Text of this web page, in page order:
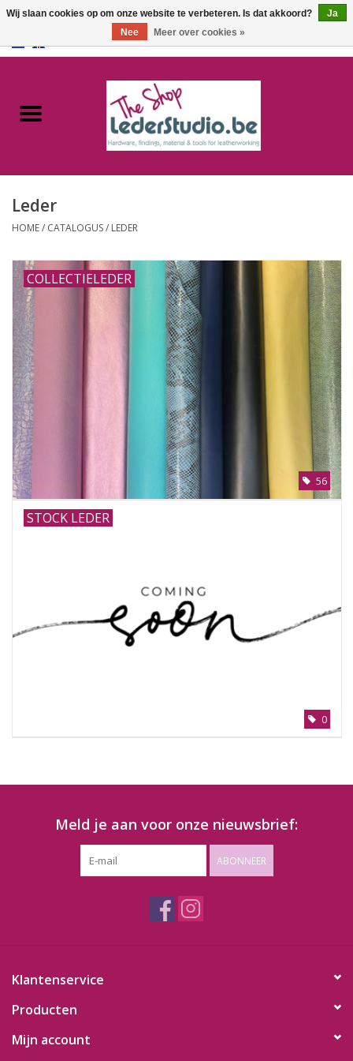
Catalogus
FAQ
Leder
HOME/ CATALOGUS/ LEDER
COLLECTIELEDER
56
STOCK LEDER
0
Meld je aan voor onze nieuwsbrief:
ABONNEER
Klantenservice
Producten
Mijn account
Wij slaan cookies op om onze website te verbeteren. Is dat akkoord?
Ja
Nee
Meer over cookies »